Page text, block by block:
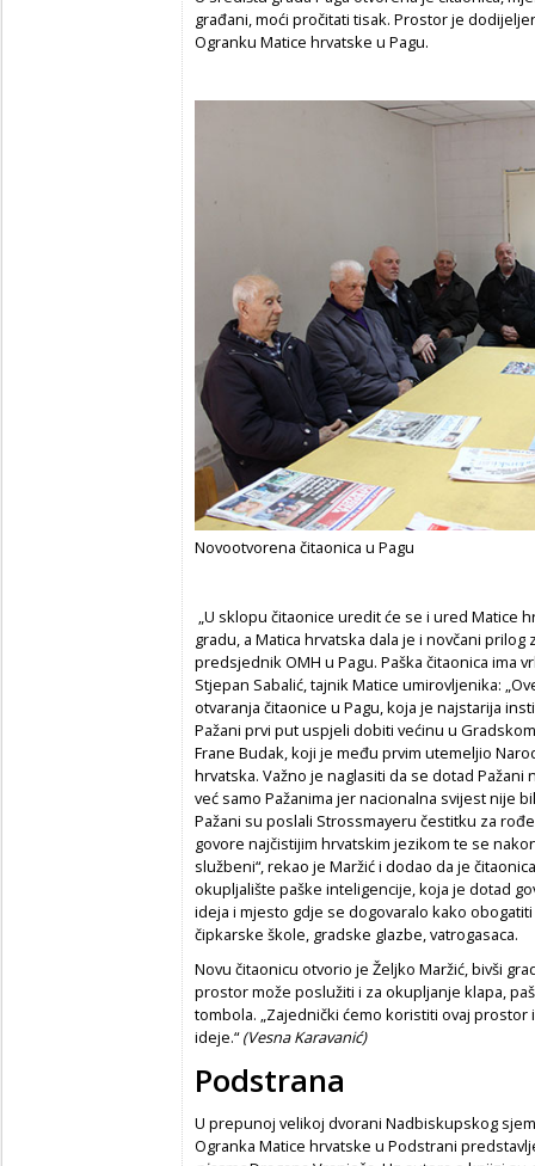
građani, moći pročitati tisak. Prostor je
Ogranku Matice hrvatske u Pagu.
Novootvorena čitaonica u Pagu
„U sklopu čitaonice uredit će se i ured Matice
gradu, a Matica hrvatska dala je i novčani prilog
predsjednik OMH u Pagu. Paška čitaonica ima
Stjepan Sabalić, tajnik Matice umirovljenika:
otvaranja čitaonice u Pagu, koja je najstarija
Pažani prvi put uspjeli dobiti većinu u
Frane Budak, koji je među prvim utemeljio
hrvatska. Važno je naglasiti da se dotad Pažani
već samo Pažanima jer nacionalna svijest nije
Pažani su poslali Strossmayeru čestitku za
govore najčistijim hrvatskim jezikom te se
službeni“, rekao je Maržić i dodao da je
okupljalište paške inteligencije, koja je dotad
ideja i mjesto gdje se dogovaralo kako
čipkarske škole, gradske glazbe, vatrogasaca.
Novu čitaonicu otvorio je Željko Maržić, bivši
prostor može poslužiti i za okupljanje klapa,
tombola. „Zajednički ćemo koristiti ovaj
ideje.“(Vesna Karavanić)
Podstrana
U prepunoj velikoj dvorani Nadbiskupskog
Ogranka Matice hrvatske u Podstrani